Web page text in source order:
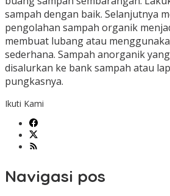
sampah dengan baik. Selanjutnya
pengolahan sampah organik
membuat lubang atau
sederhana. Sampah anorganik
disalurkan ke bank sampah atau
pungkasnya.
Ikuti Kami
Navigasi pos